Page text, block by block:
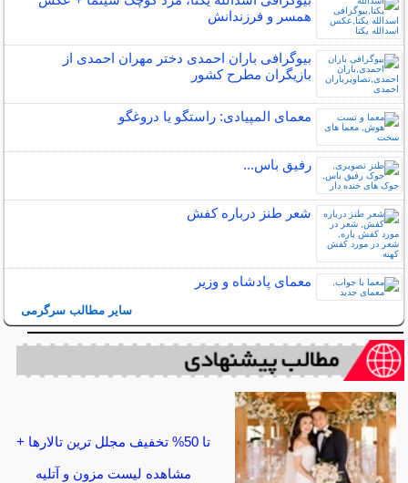
همسر و فرزندانش
بیوگرافی باران احمدی دختر مهران احمدی از
بازیگران مطرح کشور
معمای المپیادی: راستگو یا دروغگو
رفیق باس...
شعر طنز درباره کفش
معمای پادشاه و وزیر
سایر مطالب سرگرمی
تا 50% تخفیف مجلل ترین تالارها +
مشاهده لیست مزون و آتلیه